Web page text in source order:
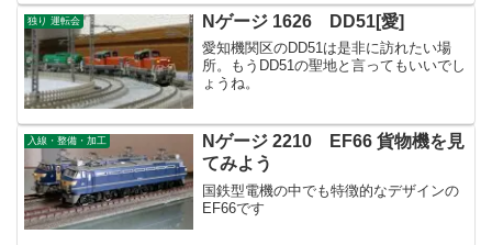
独り 運転会 Nゲージ 1626 DD51[愛]
愛知機関区のDD51は是非に訪れたい場
所。もうDD51の聖地と言ってもいいでし
ょうね。
入線・整備・加工
Nゲージ 2210 EF66 貨物機を見
てみよう
国鉄型電機の中でも特徴的なデザインの
EF66です